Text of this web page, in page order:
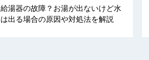
給湯器の故障？お湯が出ないけど水
は出る場合の原因や対処法を解説